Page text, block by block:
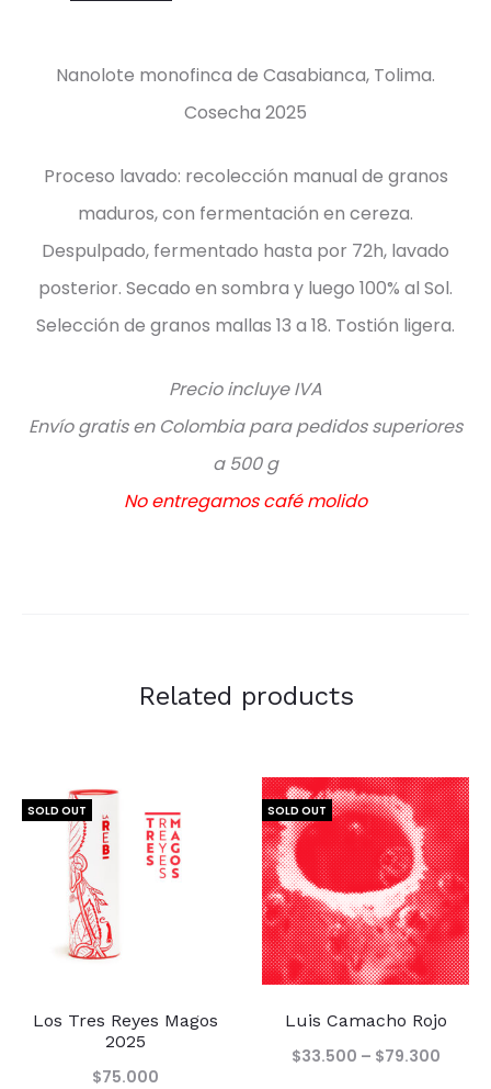
Nanolote monofinca de Casabianca, Tolima.
Cosecha 2025
Proceso lavado: recolección manual de granos
maduros, con fermentación en cereza.
Despulpado, fermentado hasta por 72h, lavado
posterior. Secado en sombra y luego 100% al Sol.
Selección de granos mallas 13 a 18. Tostión ligera.
Precio incluye IVA
Envío gratis en Colombia para pedidos superiores
a 500 g
No entregamos café molido
Related products
SOLD OUT
Los Tres Reyes Magos
2025
$75.000
SOLD OUT
Luis Camacho Rojo
$33.500 – $79.300Price